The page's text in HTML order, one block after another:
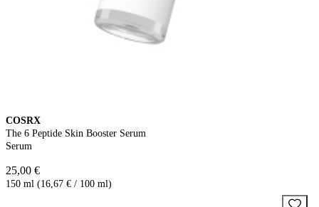
COSRX
The 6 Peptide Skin Booster Serum
Serum
25,00 €
150 ml (16,67 € / 100 ml)